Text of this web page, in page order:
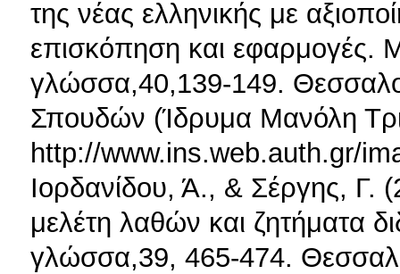
της νέας ελληνικής με
επισκόπηση και εφαρμογές.
γλώσσα,40,139-149.
Σπουδών (Ίδρυμα Μανόλη
http://www.ins.web.auth.gr/
Ιορδανίδου, Ά., & Σέργης, Γ.
μελέτη λαθών και ζητήματα
γλώσσα,39, 465-474.